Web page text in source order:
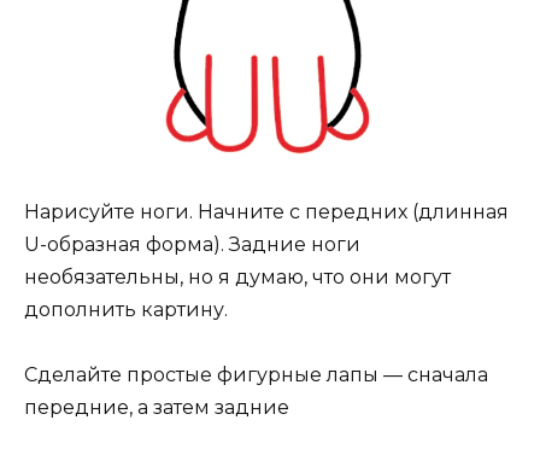
Нарисуйте ноги. Начните с передних (длинная
U-образная форма). Задние ноги
необязательны, но я думаю, что они могут
дополнить картину.
Сделайте простые фигурные лапы — сначала
передние, а затем задние